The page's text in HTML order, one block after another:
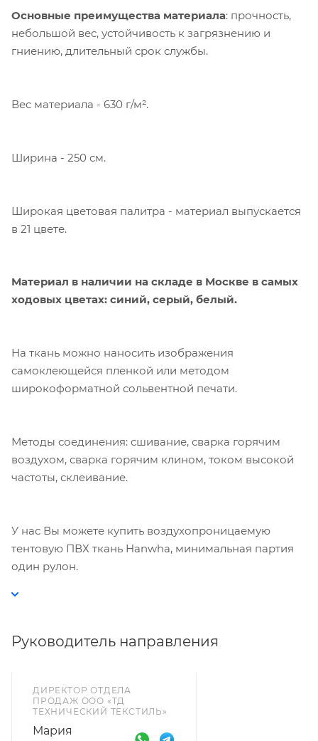
Основные преимущества материала: прочность,
небольшой вес, устойчивость к загрязнению и
гниению, длительный срок службы.
Вес материала - 630 г/м².
Ширина - 250 см.
Широкая цветовая палитра - материал выпускается
в 21 цвете.
Материал в наличии на складе в Москве в самых
ходовых цветах: синий, серый, белый.
На ткань можно наносить изображения
самоклеющейся пленкой или методом
широкоформатной сольвентной печати.
Методы соединения: сшивание, сварка горячим
воздухом, сварка горячим клином, током высокой
частоты, склеивание.
У нас Вы можете купить воздухопроницаемую
тентовую ПВХ ткань Hanwha, минимальная партия
один рулон.
Руководитель направления
ДИРЕКТОР ОТДЕЛА
ПРОДАЖ ООО «ТД
ТЕХНИЧЕСКИЙ ТЕКСТИЛЬ»
Мария
Компания «Торговый Дом Технический
использованием Яндекс Метрики. Это
улучшает работу сайта и